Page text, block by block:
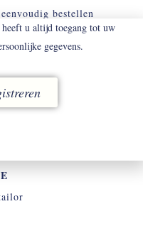
bestellen
u altijd toegang tot uw
gegevens.